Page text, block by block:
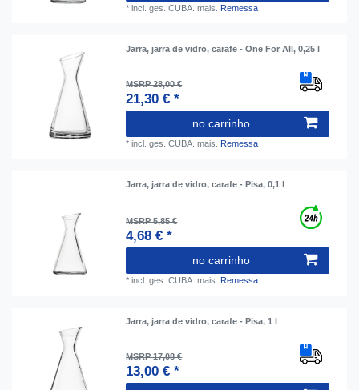
*incl. ges. CUBA. mais. Remessa
Jarra, jarra de vidro, carafe - One For All, 0,25 l
MSRP 28,00 €
21,30 € *
no carrinho
*incl. ges. CUBA. mais. Remessa
Jarra, jarra de vidro, carafe - Pisa, 0,1 l
MSRP 5,85 €
4,68 € *
no carrinho
*incl. ges. CUBA. mais. Remessa
Jarra, jarra de vidro, carafe - Pisa, 1 l
MSRP 17,08 €
13,00 € *